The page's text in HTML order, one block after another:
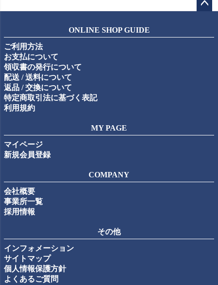
ップ
ONLINE SHOP GUIDE
ご利用方法
お支払について
領収書の発行について
配送 / 送料について
返品 / 交換について
特定商取引法に基づく表記
利用規約
MY PAGE
マイページ
新規会員登録
COMPANY
会社概要
事業所一覧
採用情報
その他
インフォメーション
サイトマップ
個人情報保護方針
よくあるご質問